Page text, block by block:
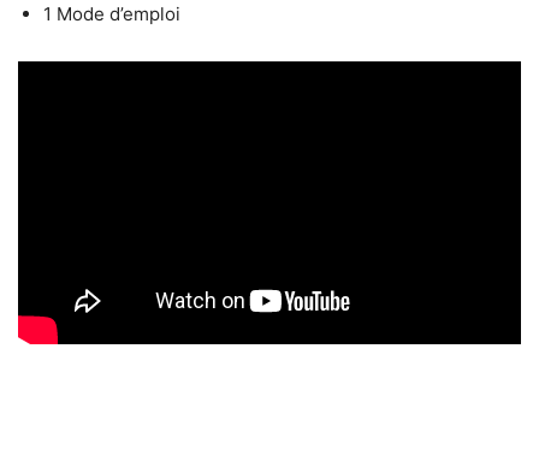
1 Mode d’emploi